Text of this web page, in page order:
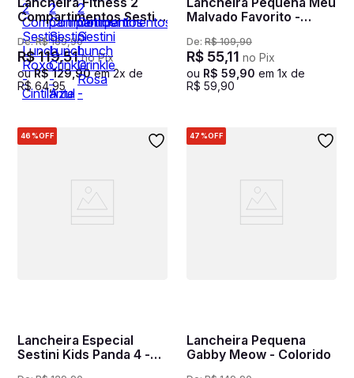
Compartimentos Sestini
Lunch Roxo - Cintilante
De:R$ 169,90
R$119,51no Pix
ouR$ 129,90em2x de
R$ 64,95
Malvado Favorito -
De: R$ 109,90
R$ 55,11 no Pix
ou R$ 59,90 em 1x de
R$ 59,90
46%OFF
Lancheira Especial
Sestini Kids Panda 4 -
47%OFF
Lancheira Pequena
Gabby Meow - Colorido